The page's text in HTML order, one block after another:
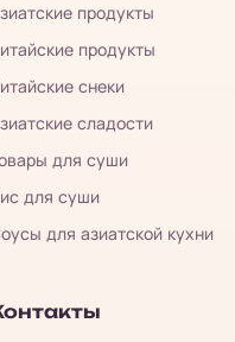
продукты
продукты
снеки
сладости
для суши
для суши
для азиатской кухни